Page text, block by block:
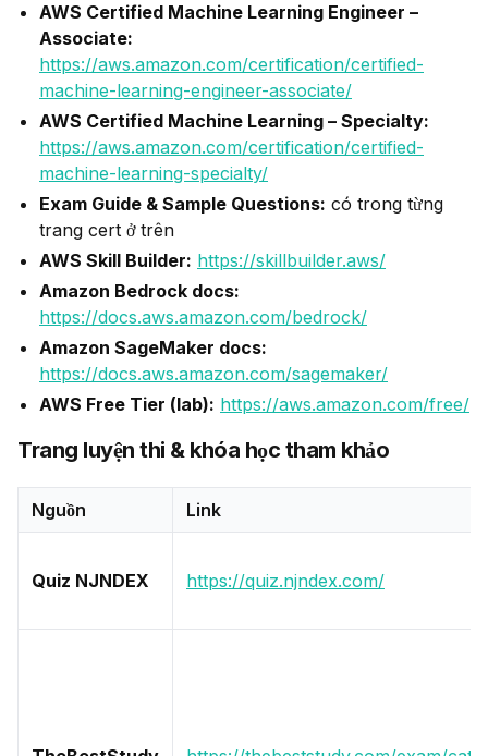
AWS Certified Machine Learning Engineer –
Associate:
https://aws.amazon.com/certification/certified-
machine-learning-engineer-associate/
AWS Certified Machine Learning – Specialty:
https://aws.amazon.com/certification/certified-
machine-learning-specialty/
Exam Guide & Sample Questions: có trong từng
trang cert ở trên
AWS Skill Builder: https://skillbuilder.aws/
Amazon Bedrock docs:
https://docs.aws.amazon.com/bedrock/
Amazon SageMaker docs:
https://docs.aws.amazon.com/sagemaker/
AWS Free Tier (lab): https://aws.amazon.com/free/
Trang luyện thi & khóa học tham khảo
Nguồn Link
Quiz NJNDEX https://quiz.njndex.com/